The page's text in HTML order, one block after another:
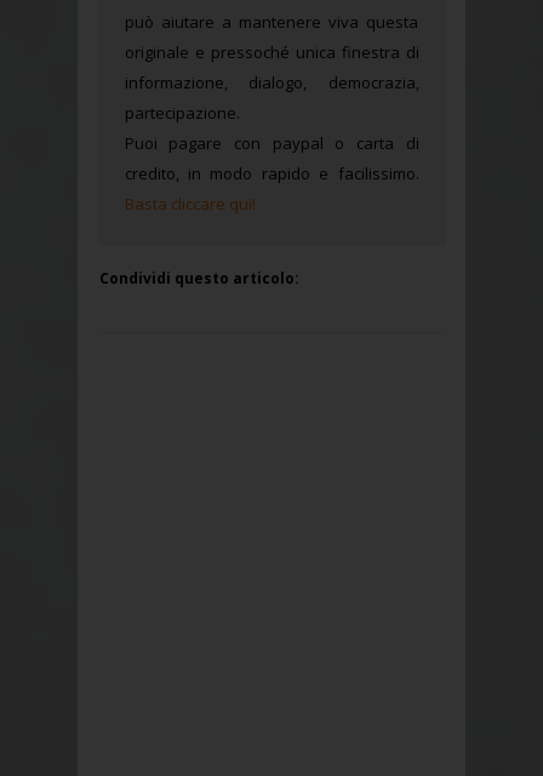
può aiutare a mantenere viva questa
originale e pressoché unica finestra di
informazione, dialogo, democrazia,
partecipazione.
Puoi pagare con paypal o carta di
credito, in modo rapido e facilissimo.
Basta cliccare qui!
Condividi questo articolo: